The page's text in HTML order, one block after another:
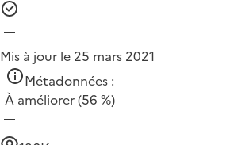
Mis à jour le 25 mars 2021
Métadonnées :
À améliorer(56 %)